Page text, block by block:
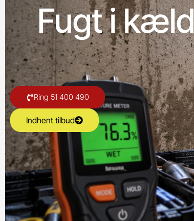
Fugt i
Ring 51 400 490
Indhent tilbud